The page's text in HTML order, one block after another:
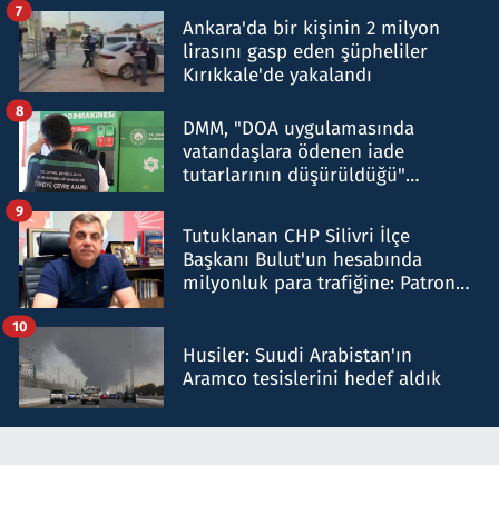
Ankara'da bir kişinin 2 milyon
lirasını gasp eden şüpheliler
Kırıkkale'de yakalandı
7
DMM, "DOA uygulamasında
vatandaşlara ödenen iade
tutarlarının düşürüldüğü"
8
Tutuklanan CHP Silivri İlçe
Başkanı Bulut'un hesabında
milyonluk para trafiğine: Patron
9
Husiler: Suudi Arabistan'ın
Aramco tesislerini hedef aldık
10